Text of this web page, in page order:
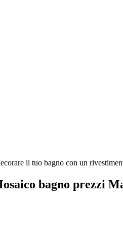
il tuo bagno con un
bagno prezzi